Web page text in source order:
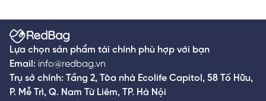
Lựa chọn sản phẩm tài chính phù hợp với bạn
Email: info@redbag.vn
Trụ sở chính: Tầng 2, Tòa nhà Ecolife Capitol, 58 Tố Hữu,
P. Mễ Trì, Q. Nam Từ Liêm, TP. Hà Nội